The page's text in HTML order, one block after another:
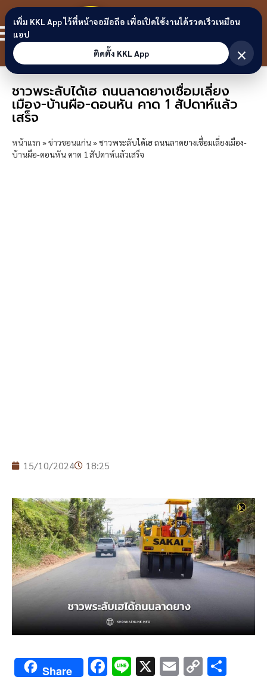
Skip to content
ขอนแก่น
ลิงก์
ชาวพระลับได้เฮ ถนนลาดยางเชื่อมเลี่ยง
เมือง-บ้านผือ-ดอนหัน คาด 1 สัปดาห์แล้ว
เสร็จ
หน้าแรก »ข่าวขอนแก่น»ชาวพระลับได้เฮ ถนนลาดยางเชื่อมเลี่ยงเมือง-
บ้านผือ-ดอนหัน คาด 1 สัปดาห์แล้วเสร็จ
15/10/2024 18:25
Share F Li X E C
เพิ่ม KKL App ไว้ที่หน้าจอมือถือ เพื่อเปิดใช้งานได้รวดเร็วเหมือน
แอป
ติดตั้ง KKL App
×